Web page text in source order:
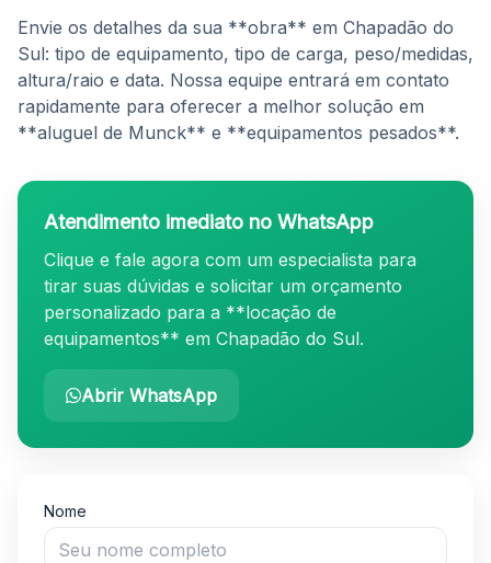
Envie os detalhes da sua **obra** em Chapadão do
Sul: tipo de equipamento, tipo de carga, peso/medidas,
altura/raio e data. Nossa equipe entrará em contato
rapidamente para oferecer a melhor solução em
**aluguel de Munck** e **equipamentos pesados**.
Atendimento imediato no WhatsApp
Clique e fale agora com um especialista para
tirar suas dúvidas e solicitar um orçamento
personalizado para a **locação de
equipamentos** em Chapadão do Sul.
Abrir WhatsApp
Nome
Envio de orçamento por formulário para Locação de